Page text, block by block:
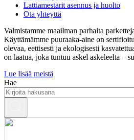
Lattiamestarit asennus ja huolto
Ota yhteyttä
Valmistamme maailman parhaita
Käyttämämme puuraaka-aine on
olevaa, eettisesti ja ekologisesti
on laatua, joka tuntuu askel askeleelta –
Lue lisää meistä
Hae